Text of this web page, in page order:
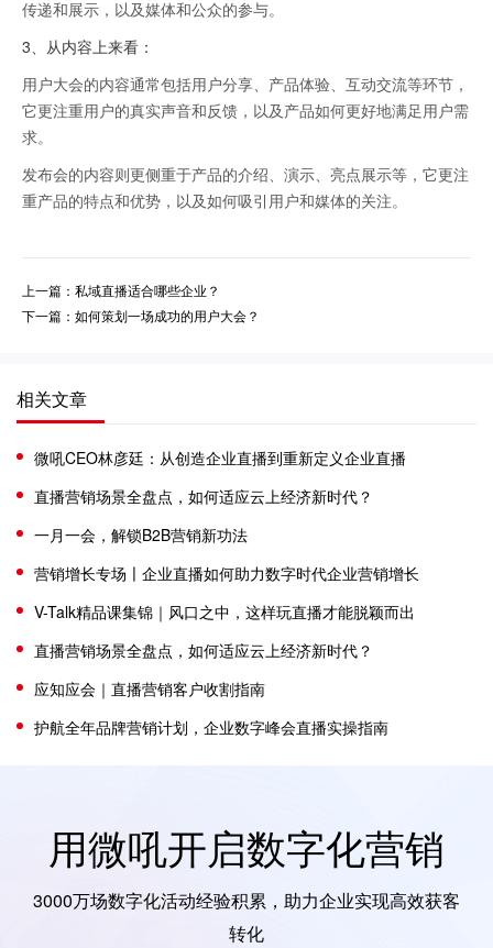
传递和展示，以及媒体和公众的参与。
3、 从内容上来看：
用户大会的内容通常包括用户分享、产品体验、互动交流等环节，
它更注重用户的真实声音和反馈，以及产品如何更好地满足用户需
求。
发布会的内容则更侧重于产品的介绍、演示、亮点展示等，它更注
重产品的特点和优势，以及如何吸引用户和媒体的关注。
上一篇：私域直播适合哪些企业？
下一篇：如何策划一场成功的用户大会？
相关文章
微吼CEO林彦廷：从创造企业直播到重新定义企业直播
直播营销场景全盘点，如何适应云上经济新时代？
一月一会，解锁B2B营销新功法
营销增长专场〡企业直播如何助力数字时代企业营销增长
V-Talk精品课集锦｜风口之中，这样玩直播才能脱颖而出
直播营销场景全盘点，如何适应云上经济新时代？
应知应会｜直播营销客户收割指南
护航全年品牌营销计划，企业数字峰会直播实操指南
用微吼开启数字化营销
3000万场数字化活动经验积累，助力企业实现高效获客
转化